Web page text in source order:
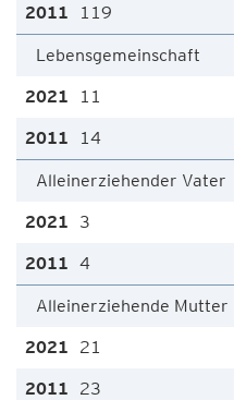
119
Lebensgemeinschaft
11
14
Alleinerziehender Vater
3
4
Alleinerziehende Mutter
21
23